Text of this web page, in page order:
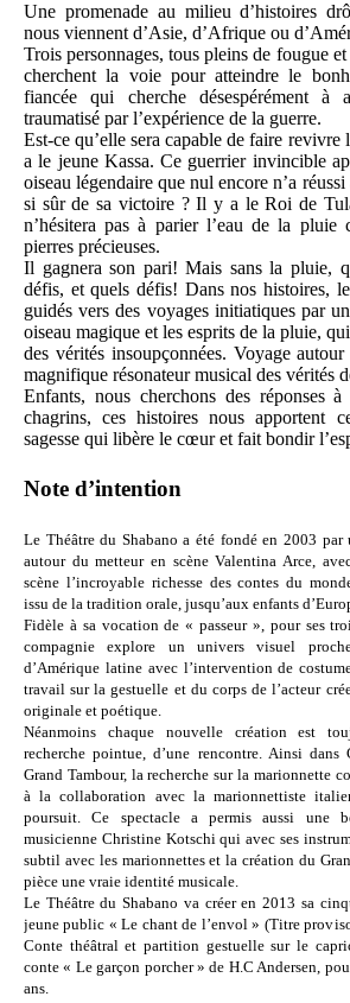
Une promenade au milieu d’histoires
nous viennent d’Asie, d’Afrique ou
Trois personnages, tous pleins de fougue
cherchent la voie pour atteindre le
fiancée qui cherche désespérément à
traumatisé par l’expérience de la guerre.
Est-ce qu’elle sera capable de faire revivre
a le jeune Kassa. Ce guerrier invincible
oiseau légendaire que nul encore n’a
si sûr de sa victoire ? Il y a le Roi de
n’hésitera pas à parier l’eau de la pluie
pierres précieuses.
Il gagnera son pari! Mais sans la pluie,
défis, et quels défis! Dans nos histoires,
guidés vers des voyages initiatiques par
oiseau magique et les esprits de la pluie,
des vérités insoupçonnées. Voyage
magnifique résonateur musical des vérités
Enfants, nous cherchons des réponses
chagrins, ces histoires nous apportent
sagesse qui libère le cœur et fait bondir
Note d’intention
Le Théâtre du Shabano a été fondé en 2003 par
autour du metteur en scène Valentina Arce,
scène l’incroyable richesse des contes du
issu de la tradition orale, jusqu’aux enfants
Fidèle à sa vocation de « passeur », pour ses
compagnie explore un univers visuel
d’Amérique latine avec l’intervention de
travail sur la gestuelle et du corps de l’acteur
originale et poétique.
Néanmoins chaque nouvelle création est
recherche pointue, d’une rencontre. Ainsi
Grand Tambour, la recherche sur la marionnette
à la collaboration avec la marionnettiste
poursuit. Ce spectacle a permis aussi une
musicienne Christine Kotschi qui avec ses
subtil avec les marionnettes et la création du
pièce une vraie identité musicale.
Le Théâtre du Shabano va créer en 2013 sa
jeune public « Le chant de l’envol » (Titre
Conte théâtral et partition gestuelle sur le
conte « Le garçon porcher » de H.C Andersen,
ans.